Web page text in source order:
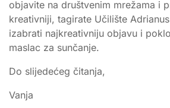
objavite na društvenim mrežama i
kreativniji, tagirate Učilište
izabrati najkreativniju objavu i
maslac za sunčanje.
Do slijedećeg čitanja,
Vanja